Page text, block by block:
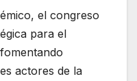
el congreso
para el
actores de la